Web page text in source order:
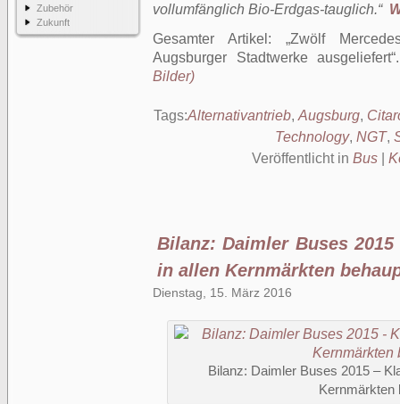
Zubehör
Zukunft
vollumfänglich Bio-Erdgas-tauglich.“
Gesamter Artikel:
Zwölf
Augsburger Stadtwerke ausgeliefert
Bilder)
Tags:Alternativantrieb, Augsburg,
Technology, NGT,
Veröffentlicht in Bus|
Bilanz: Daimler Buses
in allen Kernmärkten
Dienstag, 15. März 2016
Bilanz: Daimler Buses 2015 –
Kernmärkten